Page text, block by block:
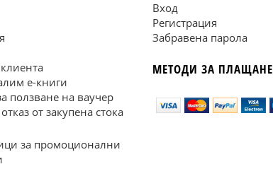
е-книги
ползване на ваучер
от закупена стока
за промоционални
Вход
Регистрация
Забравена парола
МЕТОДИ ЗА ПЛАЩАНЕ